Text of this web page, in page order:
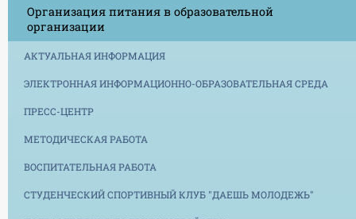
Организация питания в образовательной
организации
АКТУАЛЬНАЯ ИНФОРМАЦИЯ
ЭЛЕКТРОННАЯ ИНФОРМАЦИОННО-ОБРАЗОВАТЕЛЬНАЯ СРЕДА
ПРЕСС-ЦЕНТР
МЕТОДИЧЕСКАЯ РАБОТА
ВОСПИТАТЕЛЬНАЯ РАБОТА
СТУДЕНЧЕСКИЙ СПОРТИВНЫЙ КЛУБ "ДАЕШЬ МОЛОДЕЖЬ"